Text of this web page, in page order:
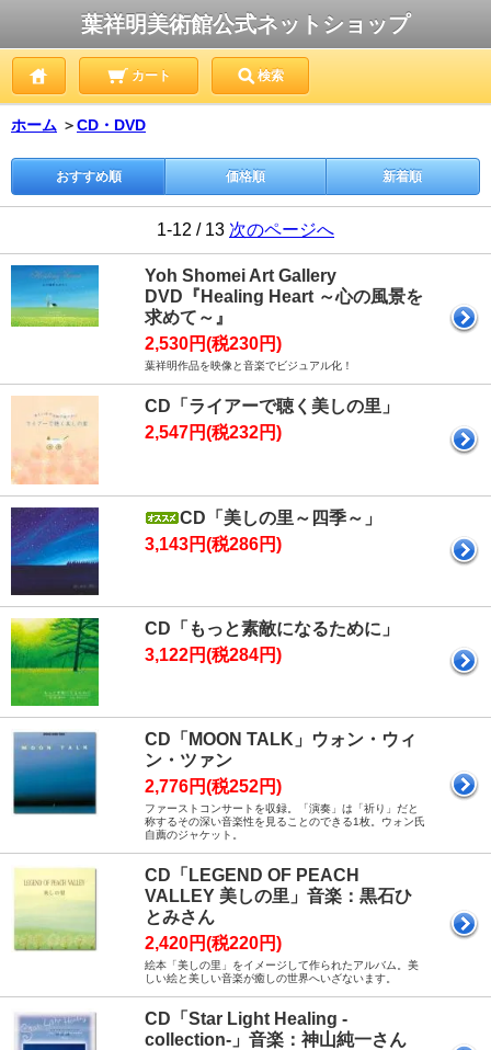
葉祥明美術館公式ネットショップ
カート 検索
ホーム ＞CD・DVD
おすすめ順 価格順 新着順
1-12 / 13 次のページへ
Yoh Shomei Art Gallery
DVD『Healing Heart ～心の風景を
求めて～』
2,530円(税230円)
葉祥明作品を映像と音楽でビジュアル化！
CD「ライアーで聴く美しの里」
2,547円(税232円)
CD「美しの里～四季～」
3,143円(税286円)
CD「もっと素敵になるために」
3,122円(税284円)
CD「MOON TALK」ウォン・ウィ
ン・ツァン
2,776円(税252円)
ファーストコンサートを収録。「演奏」は「祈り」だと
称するその深い音楽性を見ることのできる1枚。ウォン氏
自薦のジャケット。
CD「LEGEND OF PEACH
VALLEY 美しの里」音楽：黒石ひ
とみさん
2,420円(税220円)
絵本「美しの里」をイメージして作られたアルバム。美
しい絵と美しい音楽が癒しの世界へいざないます。
CD「Star Light Healing -
collection-」音楽：神山純一さん